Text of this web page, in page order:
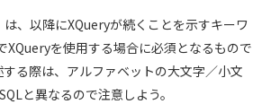
は、以降にXQueryが続くことを示すキーワ
XQueryを使用する場合に必須となるもので
る際は、アルファベットの大文字／小文
と異なるので注意しよう。